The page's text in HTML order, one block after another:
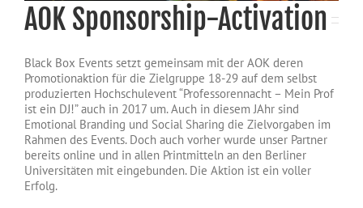
AOK Sponsorship-Activation
Black Box Events setzt gemeinsam mit der AOK deren
Promotionaktion für die Zielgruppe 18-29 auf dem selbst
produzierten Hochschulevent “Professorennacht – Mein Prof
ist ein DJ!” auch in 2017 um. Auch in diesem JAhr sind
Emotional Branding und Social Sharing die Zielvorgaben im
Rahmen des Events. Doch auch vorher wurde unser Partner
bereits online und in allen Printmitteln an den Berliner
Universitäten mit eingebunden. Die Aktion ist ein voller
Erfolg.